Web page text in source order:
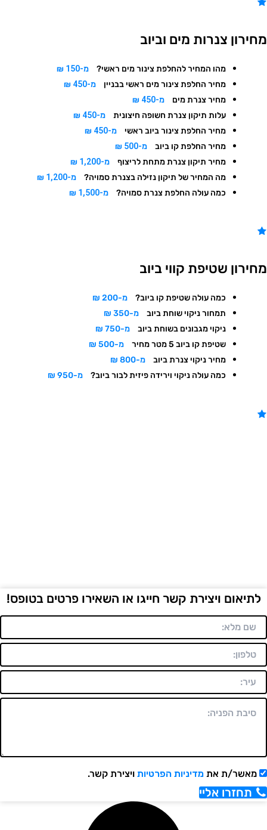
צנרות מים וביוב
מהו המחיר להחלפת צינור מים ראשי? מ-150 ₪
מחיר החלפת צינור מים ראשי בבניין מ-450 ₪
מחיר צנרת מים מ-450 ₪
עלות תיקון צנרת חשופה חיצונית מ-450 ₪
מחיר החלפת צינור ביוב ראשי מ-450 ₪
מחיר החלפת קו ביוב מ-500 ₪
מחיר תיקון צנרת מתחת לריצוף מ-1,200 ₪
מה המחיר של תיקון נזילה בצנרת סמויה? מ-1,200 ₪
כמה עולה החלפת צנרת סמויה? מ-1,500 ₪
שטיפת קווי ביוב
כמה עולה שטיפת קו ביוב?
מ-200 ₪
תמחור ניקוי שוחת ביוב
מ-350 ₪
ניקוי מגבונים בשוחת ביוב
מ-750 ₪
שטיפת קו ביוב 5 מטר מחיר
מ-500 ₪
מחיר ניקוי צנרת ביוב
מ-800 ₪
כמה עולה ניקוי וירידה פיזית לבור ביוב?
מ-950 ₪
לתיאום ויצירת קשר חייגו או השאירו פרטים בטופס!
מאשר/ת אתמדיניות הפרטיותויצירת קשר.
תחזרו אליי